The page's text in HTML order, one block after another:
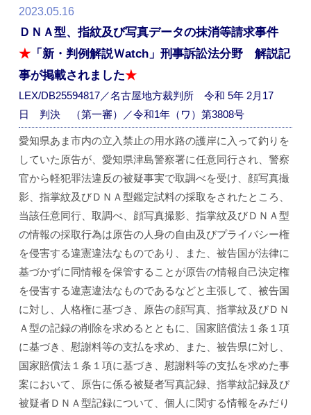
2023.05.16
ＤＮＡ型、指紋及び写真データの抹消等請求事件
★ 「新・判例解説Ｗatch」刑事訴訟法分野 解説記
事が掲載されました★
LEX/DB25594817／名古屋地方裁判所 令和 5年 2月17
日 判決 （第一審）／令和1年（ワ）第3808号
愛知県あま市内の立入禁止の用水路の護岸に入って釣りを
していた原告が、愛知県津島警察署に任意同行され、警察
官から軽犯罪法違反の被疑事実で取調べを受け、顔写真撮
影、指掌紋及びＤＮＡ型鑑定試料の採取をされたところ、
当該任意同行、取調べ、顔写真撮影、指掌紋及びＤＮＡ型
の情報の採取行為は原告の人身の自由及びプライバシー権
を侵害する違憲違法なものであり、また、被告国が法律に
基づかずに同情報を保管することが原告の情報自己決定権
を侵害する違憲違法なものであるなどと主張して、被告国
に対し、人格権に基づき、原告の顔写真、指掌紋及びＤＮ
Ａ型の記録の削除を求めるとともに、国家賠償法１条１項
に基づき、慰謝料等の支払を求め、また、被告県に対し、
国家賠償法１条１項に基づき、慰謝料等の支払を求めた事
案において、原告に係る被疑者写真記録、指掌紋記録及び
被疑者ＤＮＡ型記録について、個人に関する情報をみだり